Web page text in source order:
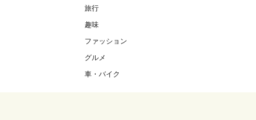
旅行
趣味
ファッション
グルメ
車・バイク